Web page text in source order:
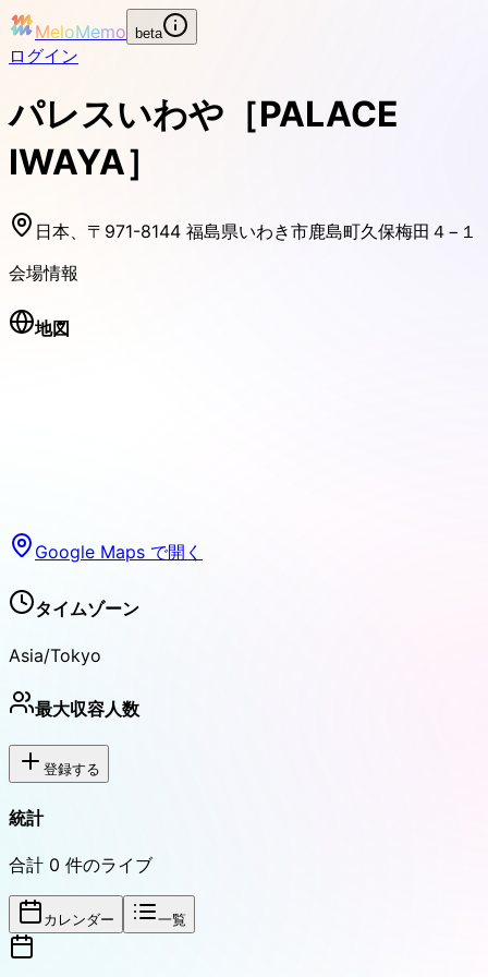
MeloMemo beta
ログイン
パレスいわや［PALACE
IWAYA］
日本、〒971-8144 福島県いわき市鹿島町久保梅田４−１
会場情報
地図
Google Maps で開く
タイムゾーン
Asia/Tokyo
最大収容人数
登録する
統計
合計 0 件のライブ
カレンダー 一覧